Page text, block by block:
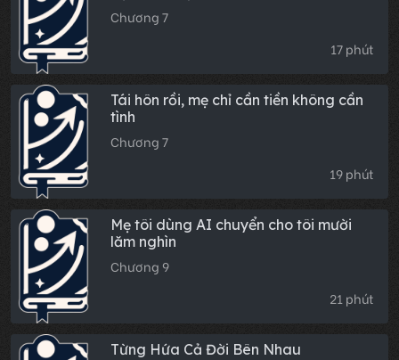
Chương 7
17 phút
Tái hôn rồi, mẹ chỉ cần tiền không cần
tình
Chương 7
19 phút
Mẹ tôi dùng AI chuyển cho tôi mười
lăm nghìn
Chương 9
21 phút
Từng Hứa Cả Đời Bên Nhau